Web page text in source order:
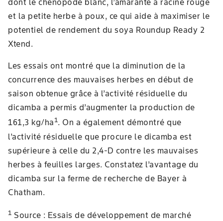
dont le chénopode blanc, l’amarante à racine rouge
et la petite herbe à poux, ce qui aide à maximiser le
potentiel de rendement du soya Roundup Ready 2
Xtend.
Les essais ont montré que la diminution de la
concurrence des mauvaises herbes en début de
saison obtenue grâce à l’activité résiduelle du
dicamba a permis d’augmenter la production de
161,3 kg/ha1. On a également démontré que
l’activité résiduelle que procure le dicamba est
supérieure à celle du 2,4-D contre les mauvaises
herbes à feuilles larges. Constatez l’avantage du
dicamba sur la ferme de recherche de Bayer à
Chatham.
1 Source : Essais de développement de marché